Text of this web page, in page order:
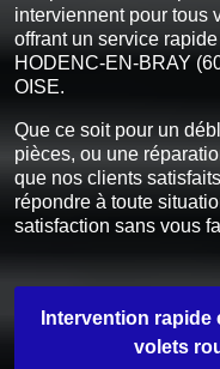
interviennent pour tous
offrant un service
HODENC-EN-BRAY
OISE.
Que ce soit pour un
pièces, ou une
que nos clients
répondre à toute
satisfaction sans vous
Intervention
volets